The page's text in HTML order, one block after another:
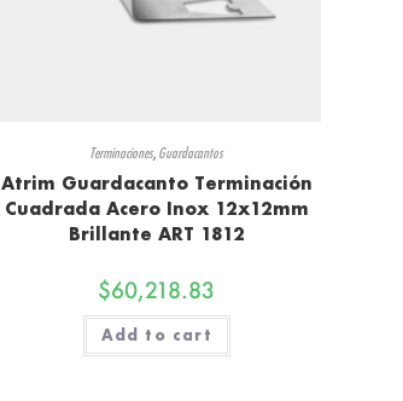
Terminaciones, Guardacantos
Atrim Guardacanto Terminación
Cuadrada Acero Inox 12x12mm
Brillante ART 1812
$60,218.83
Add to cart